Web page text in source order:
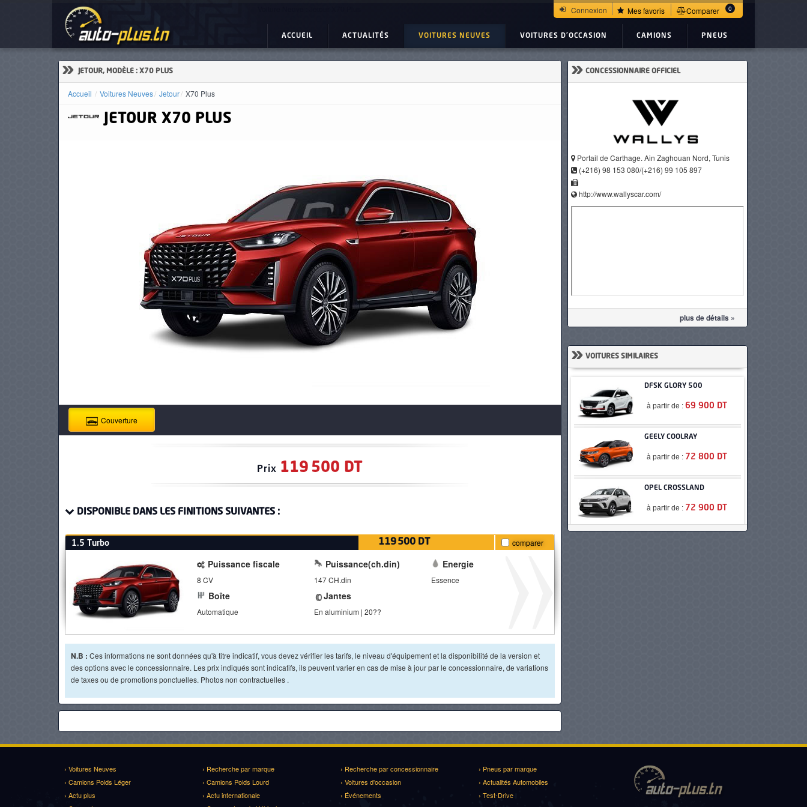
Connexion Mes favoris Comparer 0
ACCUEIL ACTUALITÉS VOITURES NEUVES VOITURES D'OCCASION CAMIONS PNEUS
» JETOUR, MODÈLE : X70 PLUS
Accueil Voitures Neuves Jetour X70 Plus
JETOUR X70 PLUS
Couverture
Prix 119 500 DT
DISPONIBLE DANS LES FINITIONS SUIVANTES :
comparer
1.5 Turbo 119 500 DT
Puissance fiscale
8 CV
Puissance(ch.din)
147 CH.din
Energie
Essence
Boîte
Automatique
Jantes
En aluminium | 20??
N.B : Ces informations ne sont données qu'à titre indicatif, vous devez vérifier les tarifs, le niveau d'équipement et la disponibilité de la version et
des options avec le concessionnaire. Les prix indiqués sont indicatifs, ils peuvent varier en cas de mise à jour par le concessionnaire, de variations
de taxes ou de promotions ponctuelles. Photos non contractuelles .
» CONCESSIONNAIRE OFFICIEL
Portail de Carthage. Ain Zaghouan Nord, Tunis
(+216) 98 153 080/(+216) 99 105 897
http://www.wallyscar.com/
plus de détails »
» VOITURES SIMILAIRES
DFSK GLORY 500
à partir de :69 900 DT
GEELY COOLRAY
à partir de : 72 800 DT
OPEL CROSSLAND
à partir de : 72 900 DT
GAC EMZOOM
à partir de :
ŠKODA KUSHAQ
› Voitures Neuves › Recherche par marque › Recherche par concessionnaire
› Pneus par marque
› Camions Poids Léger
› Camions Poids Lourd › Voitures d'occasion
› Actualités Automobiles
› Actu plus
› Actu internationale › Événements
› Test-Drive
ACTUALITÉS
VOITURES